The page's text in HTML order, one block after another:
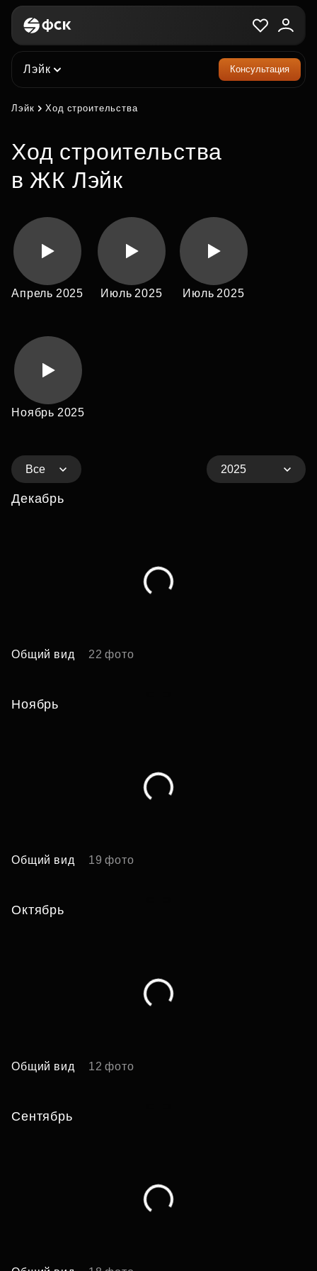
Лэйк Консультация
Лэйк Ход строительства
Ход строительства
в ЖК Лэйк
Апрель 2025 Июль 2025 Июль 2025
Ноябрь 2025
Все 2025
Декабрь
Общий вид 22 фото
Ноябрь
Общий вид 19 фото
Октябрь
Общий вид 12 фото
Сентябрь